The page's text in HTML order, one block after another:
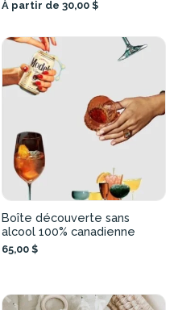
À partir de 30,00 $
Boîte découverte sans
alcool 100% canadienne
65,00 $